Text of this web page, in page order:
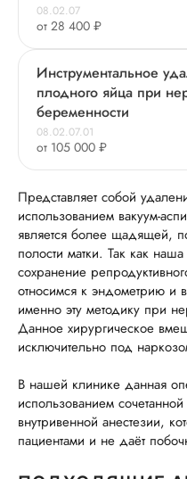
08.02.07
от 28 400 ₽
Инструментальное
плодного яйца при
беременности
08.02.07.01
от 105 000 ₽
Представляет собой
использованием вакуум-
является более щадящей,
полости матки. Так как
сохранение
относимся к эндометрию и
именно эту методику при
Данное хирургическое
исключительно под
В нашей клинике данная
использованием
внутривенной анестезии,
пациентами и не даёт